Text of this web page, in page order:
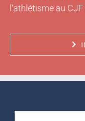
l'athlétisme au CJF